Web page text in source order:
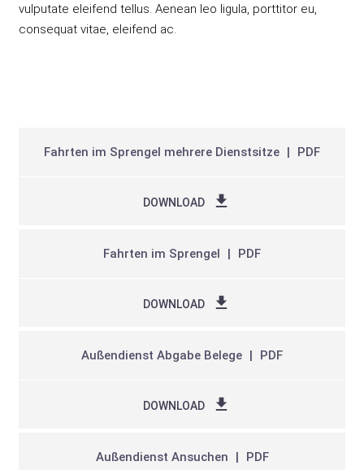
vulputate eleifend tellus. Aenean leo ligula, porttitor eu,
consequat vitae, eleifend ac.
Fahrten im Sprengel mehrere Dienstsitze PDF
DOWNLOAD
Fahrten im Sprengel PDF
DOWNLOAD
Außendienst Abgabe Belege PDF
DOWNLOAD
Außendienst Ansuchen PDF